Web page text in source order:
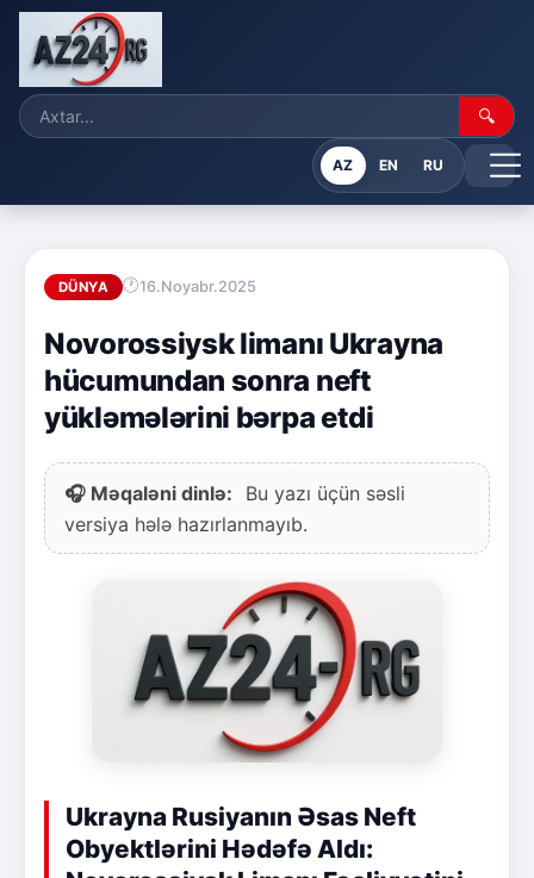
🔍
AZ EN RU
DÜNYA 16.Noyabr.2025
Novorossiysk limanı Ukrayna
hücumundan sonra neft
yükləmələrini bərpa etdi
🎧 Məqaləni dinlə:
Bu yazı üçün səsli
versiya hələ hazırlanmayıb.
Ukrayna Rusiyanın Əsas Neft
Obyektlərini Hədəfə Aldı: